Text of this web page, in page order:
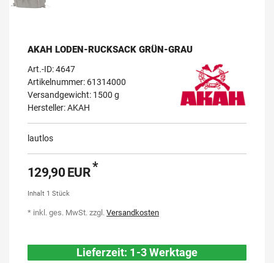
AKAH LODEN-RUCKSACK GRÜN-GRAU
Art.-ID:4647
Artikelnummer: 61314000
Versandgewicht: 1500 g
Hersteller:AKAH
lautlos
129,90 EUR*
Inhalt 1 Stück
* inkl. ges. MwSt. zzgl. Versandkosten
Lieferzeit: 1-3 Werktage